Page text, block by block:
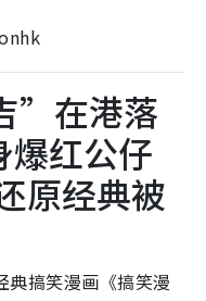
”在港落
爆红公仔
原经典被
典搞笑漫画《搞笑漫